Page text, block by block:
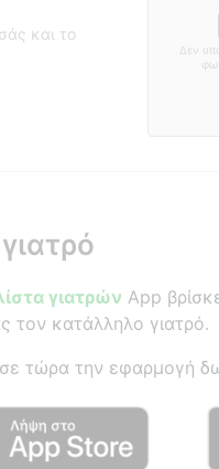
και το
Δεν
γιατρών App
τον κατάλληλο γιατρό.
τώρα την εφαρμογή